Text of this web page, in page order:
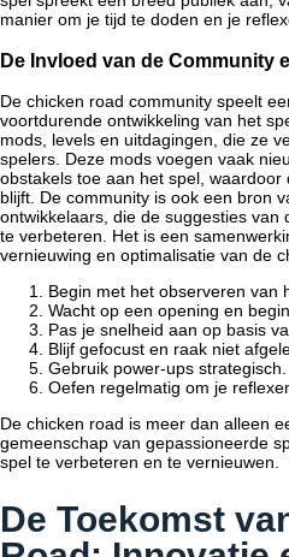
manier om je tijd te doden en je
De Invloed van de Community
De chicken road community speelt
voortdurende ontwikkeling van het
mods, levels en uitdagingen, die ze
spelers. Deze mods voegen vaak
obstakels toe aan het spel,
blijft. De community is ook een bron
ontwikkelaars, die de suggesties
te verbeteren. Het is een
vernieuwing en optimalisatie van de
Begin met het observeren van
Wacht op een opening en
Pas je snelheid aan op basis
Blijf gefocust en raak niet
Gebruik power-ups strategisch.
Oefen regelmatig om je
De chicken road is meer dan alleen
gemeenschap van gepassioneerde
spel te verbeteren en te vernieuwen.
De Toekomst